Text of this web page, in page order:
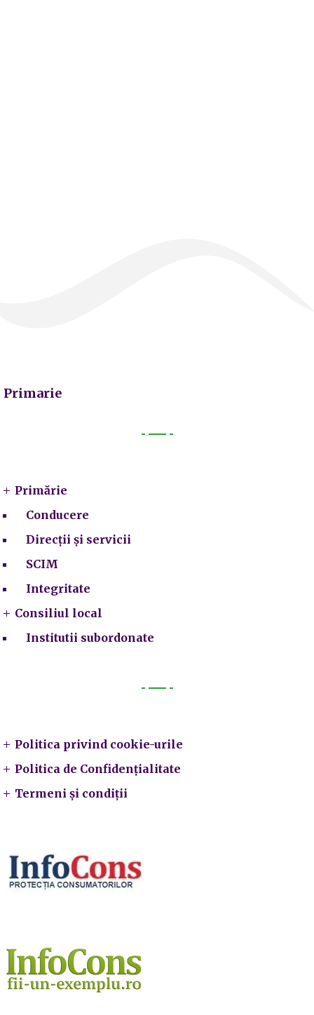
Primarie
Primărie
Conducere
Direcții și servicii
SCIM
Integritate
Consiliul local
Institutii subordonate
Politica privind cookie-urile
Politica de Confidențialitate
Termeni și condiții